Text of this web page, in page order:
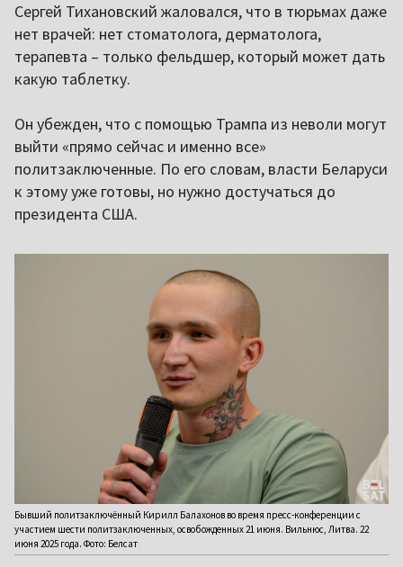
Сергей Тихановский жаловался, что в тюрьмах даже
нет врачей: нет стоматолога, дерматолога,
терапевта – только фельдшер, который может дать
какую таблетку.
Он убежден, что с помощью Трампа из неволи могут
выйти «прямо сейчас и именно все»
политзаключенные. По его словам, власти Беларуси
к этому уже готовы, но нужно достучаться до
президента США.
Бывший политзаключённый Кирилл Балахонов во время пресс-конференции с
участием шести политзаключенных, освобожденных 21 июня. Вильнюс, Литва. 22
июня 2025 года. Фото: Белсат